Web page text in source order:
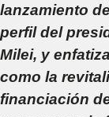
lanzamiento
perfil del
Milei, y
como la
financiación